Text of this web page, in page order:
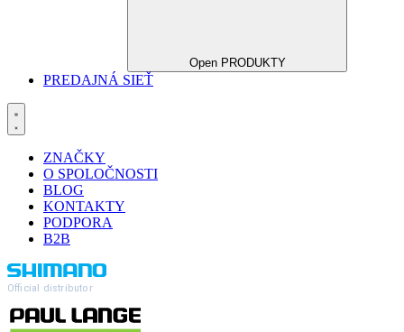
Open PRODUKTY
PREDAJNÁ SIEŤ
ZNAČKY
O SPOLOČNOSTI
BLOG
KONTAKTY
PODPORA
B2B
Official distributor